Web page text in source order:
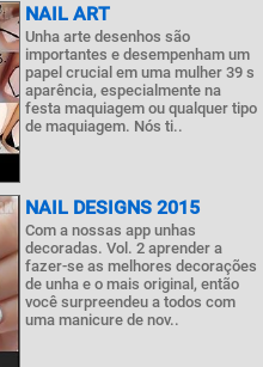
NAIL ART
Unha arte desenhos são
importantes e desempenham um
papel crucial em uma mulher 39 s
aparência, especialmente na
festa maquiagem ou qualquer tipo
de maquiagem. Nós ti..
NAIL DESIGNS 2015
Com a nossas app unhas
decoradas. Vol. 2 aprender a
fazer-se as melhores decorações
de unha e o mais original, então
você surpreendeu a todos com
uma manicure de nov..